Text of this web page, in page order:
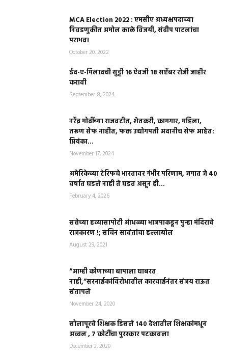
MCA Election 2022 : एमसीए अध्यक्षपदाच्या
निवडणुकीत अमोल काळे विजयी, संदीप पाटलांचा
पराभव!
October 20, 2022
ईद-ए-मिलादची सुट्टी 16 ऐवजी 18 सप्टेंबर रोजी जाहीर
करावी
September 8, 2024
नरेंद्र मोदींच्या राजवटीत, शेतकरी, कामगार, महिला,
तरूण सेफ नाहीत, फक्त उद्योगपती अदानीच सेफ आहेत:
प्रियंका...
November 17, 2024
अमेरिकेच्या टेरिफचे भारतावर गंभीर परिणाम, जगात जे ४०
वर्षात घडले नाही ते घडत असून ही...
February 4, 2026
सत्तेच्या हव्यासापोटी आंधळ्या भाजपाकडून पुन्हा मंदिराचे
राजकारण !; सचिन सावंतांचा हल्लाबोल
August 29, 2021
“आम्ही कोणाच्या बापाला घाबरत
नाही,”सरनाईकांविरोधातील कारवाईनंतर संजय राऊत
संतापले
November 24, 2020
सोलापूरचे शिक्षक डिसले १४० देशातील शिक्षकांमधून
अव्वल , ७ कोटींचा पुरस्कार पटकावला
December 3, 2020